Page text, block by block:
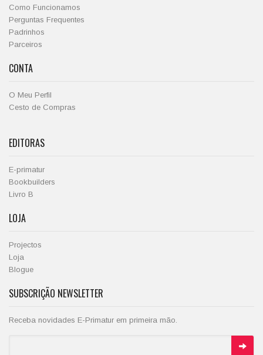
Como Funcionamos
Perguntas Frequentes
Padrinhos
Parceiros
CONTA
O Meu Perfil
Cesto de Compras
EDITORAS
E-primatur
Bookbuilders
Livro B
LOJA
Projectos
Loja
Blogue
SUBSCRIÇÃO NEWSLETTER
Receba novidades E-Primatur em primeira mão.